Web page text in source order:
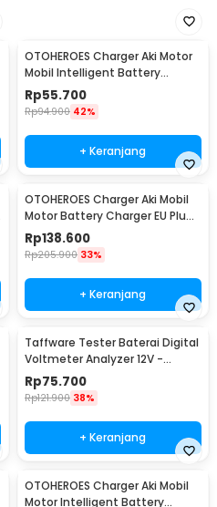
OTOHEROES Charger Aki Motor
Mobil Intelligent Battery
Charger 12V 2A - UD11
Rp55.700
Rp94.900 42%
+ Keranjang
OTOHEROES Charger Aki Mobil
Motor Battery Charger EU Plug
12/24V 10A - UD21
Rp138.600
Rp205.900 33%
+ Keranjang
Taffware Tester Baterai Digital
Voltmeter Analyzer 12V -
CNBJ-805
Rp75.700
Rp121.900 38%
+ Keranjang
OTOHEROES Charger Aki Mobil
Motor Intelligent Battery